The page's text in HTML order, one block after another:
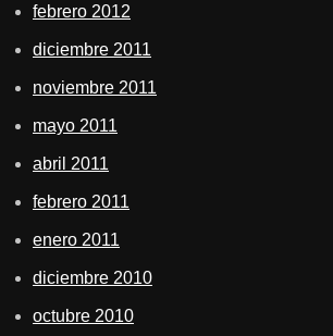
febrero 2012
diciembre 2011
noviembre 2011
mayo 2011
abril 2011
febrero 2011
enero 2011
diciembre 2010
octubre 2010